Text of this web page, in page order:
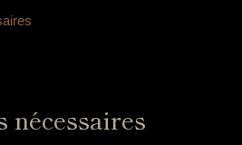
nécessaires